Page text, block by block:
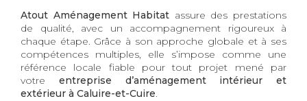
Atout Aménagement Habitat assure des prestations
de qualité, avec un accompagnement rigoureux à
chaque étape. Grâce à son approche globale et à ses
compétences multiples, elle s’impose comme une
référence locale fiable pour tout projet mené par
votre entreprise d’aménagement intérieur et
extérieur à Caluire-et-Cuire.